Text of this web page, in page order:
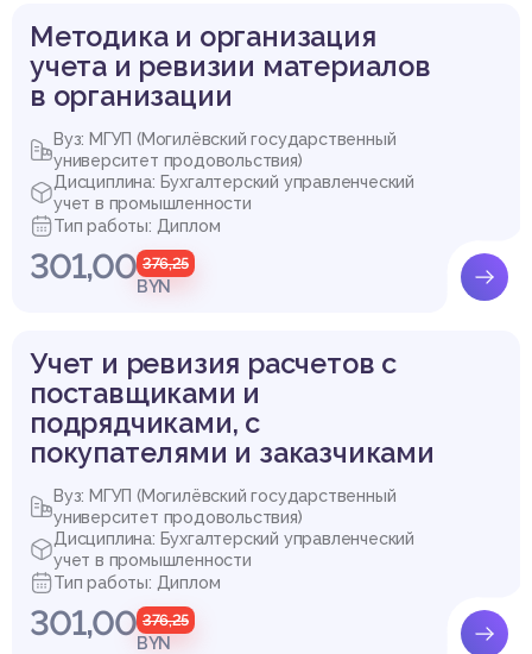
Методика и организация
учета и ревизии материалов
в организации
Вуз: МГУП (Могилёвский государственный
университет продовольствия)
Дисциплина: Бухгалтерский управленческий
учет в промышленности
Тип работы: Диплом
301,00 376,25
BYN
Учет и ревизия расчетов с
поставщиками и
подрядчиками, с
покупателями и заказчиками
Вуз: МГУП (Могилёвский государственный
университет продовольствия)
Дисциплина: Бухгалтерский управленческий
учет в промышленности
Тип работы: Диплом
301,00 376,25
BYN